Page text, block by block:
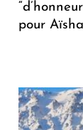
pour